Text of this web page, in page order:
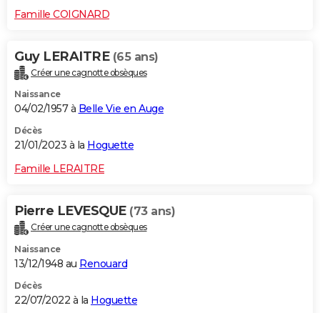
Famille COIGNARD
Guy LERAITRE (65 ans)
Créer une cagnotte obsèques
Naissance
04/02/1957 à Belle Vie en Auge
Décès
21/01/2023 à la Hoguette
Famille LERAITRE
Pierre LEVESQUE (73 ans)
Créer une cagnotte obsèques
Naissance
13/12/1948 au Renouard
Décès
22/07/2022 à la Hoguette